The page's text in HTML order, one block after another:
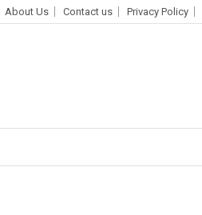
About Us Contact us Privacy Policy